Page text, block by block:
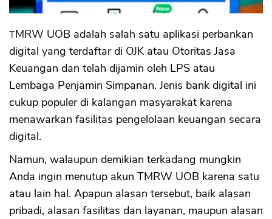
TMRW UOB adalah salah satu aplikasi perbankan
digital yang terdaftar di OJK atau Otoritas Jasa
Keuangan dan telah dijamin oleh LPS atau
Lembaga Penjamin Simpanan. Jenis bank digital ini
cukup populer di kalangan masyarakat karena
menawarkan fasilitas pengelolaan keuangan secara
digital.
Namun, walaupun demikian terkadang mungkin
Anda ingin menutup akun TMRW UOB karena satu
atau lain hal. Apapun alasan tersebut, baik alasan
pribadi, alasan fasilitas dan layanan, maupun alasan